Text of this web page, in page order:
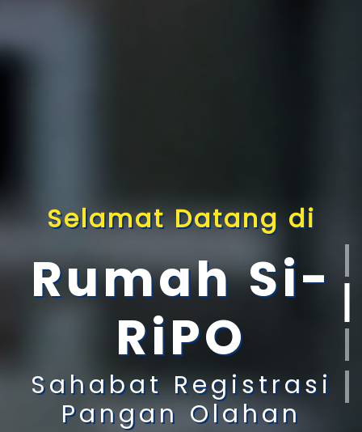
Selamat Datang di
Rumah Si-
RiPO
Sahabat Registrasi
Pangan Olahan